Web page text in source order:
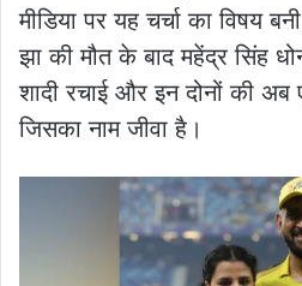
मीडिया पर यह चर्चा का विषय
झा की मौत के बाद महेंद्र सिंह
शादी रचाई और इन दोनों की अब
जिसका नाम जीवा है।